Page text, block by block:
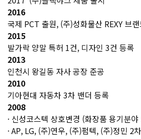
2016
국제 PCT 출원, (주)성화물산 REXY 브
2015
발가락 양말 특허 1건, 디자인 3건 등록
2013
인천시 왕길동 자사 공장 준공
2010
기아현대 자동차 3차 밴더 등록
2008
· 신성코스텍 상호변경 (화장품 용기분
· AP, LG, (주)연우, (주)펌텍, (주)정민 2